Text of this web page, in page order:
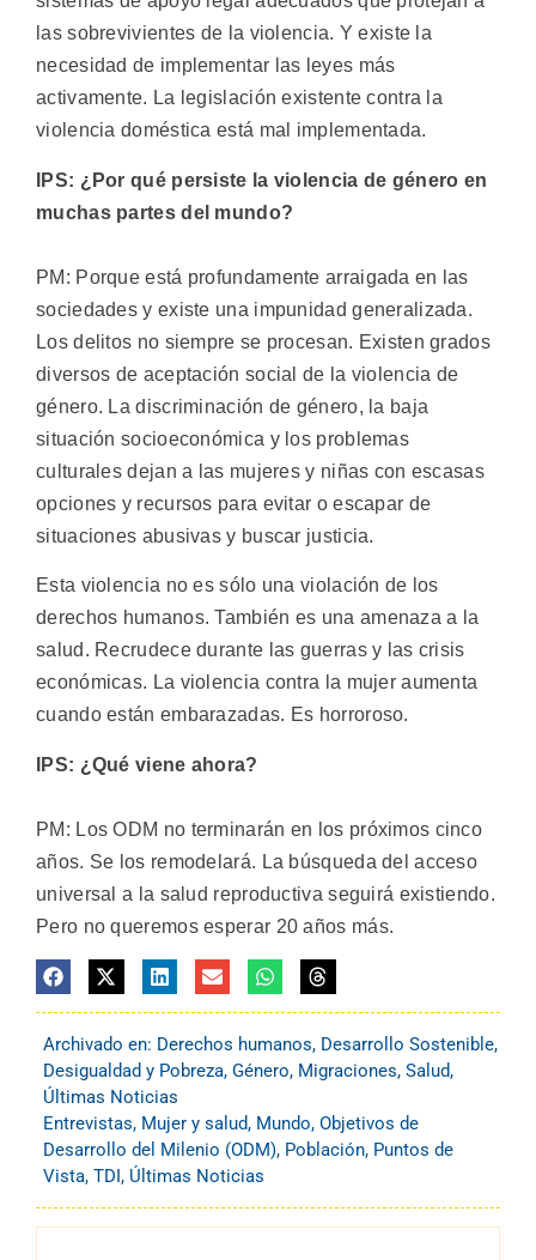
las sobrevivientes de la violencia. Y existe la
necesidad de implementar las leyes más
activamente. La legislación existente contra la
violencia doméstica está mal implementada.
IPS: ¿Por qué persiste la violencia de género en
muchas partes del mundo?
PM: Porque está profundamente arraigada en las
sociedades y existe una impunidad generalizada.
Los delitos no siempre se procesan. Existen grados
diversos de aceptación social de la violencia de
género. La discriminación de género, la baja
situación socioeconómica y los problemas
culturales dejan a las mujeres y niñas con escasas
opciones y recursos para evitar o escapar de
situaciones abusivas y buscar justicia.
Esta violencia no es sólo una violación de los
derechos humanos. También es una amenaza a la
salud. Recrudece durante las guerras y las crisis
económicas. La violencia contra la mujer aumenta
cuando están embarazadas. Es horroroso.
IPS: ¿Qué viene ahora?
PM: Los ODM no terminarán en los próximos cinco
años. Se los remodelará. La búsqueda del acceso
universal a la salud reproductiva seguirá existiendo.
Pero no queremos esperar 20 años más.
Archivado en: Derechos humanos, Desarrollo Sostenible,
Desigualdad y Pobreza, Género, Migraciones, Salud,
Últimas Noticias
Entrevistas, Mujer y salud, Mundo, Objetivos de
Desarrollo del Milenio (ODM), Población, Puntos de
Vista, TDI, Últimas Noticias